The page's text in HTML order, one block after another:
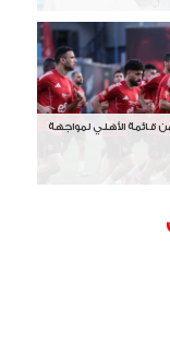
قائمة الأهلي لمواجهة